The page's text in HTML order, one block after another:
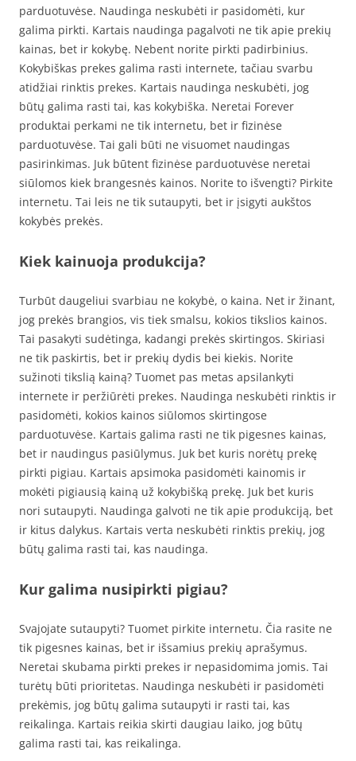
parduotuvėse. Naudinga neskubėti ir pasidomėti, kur
galima pirkti. Kartais naudinga pagalvoti ne tik apie prekių
kainas, bet ir kokybę. Nebent norite pirkti padirbinius.
Kokybiškas prekes galima rasti internete, tačiau svarbu
atidžiai rinktis prekes. Kartais naudinga neskubėti, jog
būtų galima rasti tai, kas kokybiška. Neretai Forever
produktai perkami ne tik internetu, bet ir fizinėse
parduotuvėse. Tai gali būti ne visuomet naudingas
pasirinkimas. Juk būtent fizinėse parduotuvėse neretai
siūlomos kiek brangesnės kainos. Norite to išvengti? Pirkite
internetu. Tai leis ne tik sutaupyti, bet ir įsigyti aukštos
kokybės prekės.
Kiek kainuoja produkcija?
Turbūt daugeliui svarbiau ne kokybė, o kaina. Net ir žinant,
jog prekės brangios, vis tiek smalsu, kokios tikslios kainos.
Tai pasakyti sudėtinga, kadangi prekės skirtingos. Skiriasi
ne tik paskirtis, bet ir prekių dydis bei kiekis. Norite
sužinoti tikslią kainą? Tuomet pas metas apsilankyti
internete ir peržiūrėti prekes. Naudinga neskubėti rinktis ir
pasidomėti, kokios kainos siūlomos skirtingose
parduotuvėse. Kartais galima rasti ne tik pigesnes kainas,
bet ir naudingus pasiūlymus. Juk bet kuris norėtų prekę
pirkti pigiau. Kartais apsimoka pasidomėti kainomis ir
mokėti pigiausią kainą už kokybišką prekę. Juk bet kuris
nori sutaupyti. Naudinga galvoti ne tik apie produkciją, bet
ir kitus dalykus. Kartais verta neskubėti rinktis prekių, jog
būtų galima rasti tai, kas naudinga.
Kur galima nusipirkti pigiau?
Svajojate sutaupyti? Tuomet pirkite internetu. Čia rasite ne
tik pigesnes kainas, bet ir išsamius prekių aprašymus.
Neretai skubama pirkti prekes ir nepasidomima jomis. Tai
turėtų būti prioritetas. Naudinga neskubėti ir pasidomėti
prekėmis, jog būtų galima sutaupyti ir rasti tai, kas
reikalinga. Kartais reikia skirti daugiau laiko, jog būtų
galima rasti tai, kas reikalinga.